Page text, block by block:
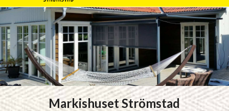
Markishuset Strömstad